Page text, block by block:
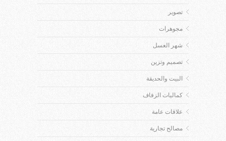
تصوير
مجوهرات
شهر العسل
تصميم وتزين
البيت والحديقة
كماليات الزفاف
علاقات عامة
مصالح تجارية